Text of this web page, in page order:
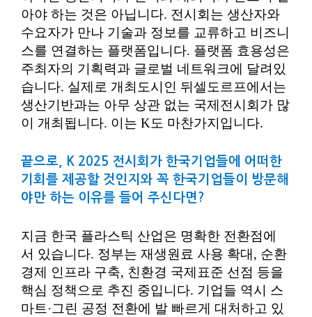
아야 하는 것은 아닙니다. 전시회는 생산자와
수요자가 만나 기술과 정보를 교류하고 비즈니
스를 연결하는 플랫폼입니다. 플랫폼 효용성은
주최자의 기획력과 글로벌 네트워크에 달려있
습니다. 실제로 개최도시인 뒤셀도르프에서는
생산기반과는 아무 상관 없는 국제전시회가 많
이 개최됩니다. 이는 K도 마찬가지입니다.
끝으로, K 2025 전시회가 한국기업들에 어떠한
기회를 제공할 것인지와 꼭 한국기업들이 방문해
야만 하는 이유를 들어 주신다면?
지금 한국 플라스틱 산업은 명확한 전환점에
서 있습니다. 정부는 재생원료 사용 확대, 순환
경제 인프라 구축, 친환경 국제표준 선점 등을
핵심 정책으로 추진 중입니다. 기업들 역시 스
마트·그린 공정 전환에 발 빠르게 대처하고 있